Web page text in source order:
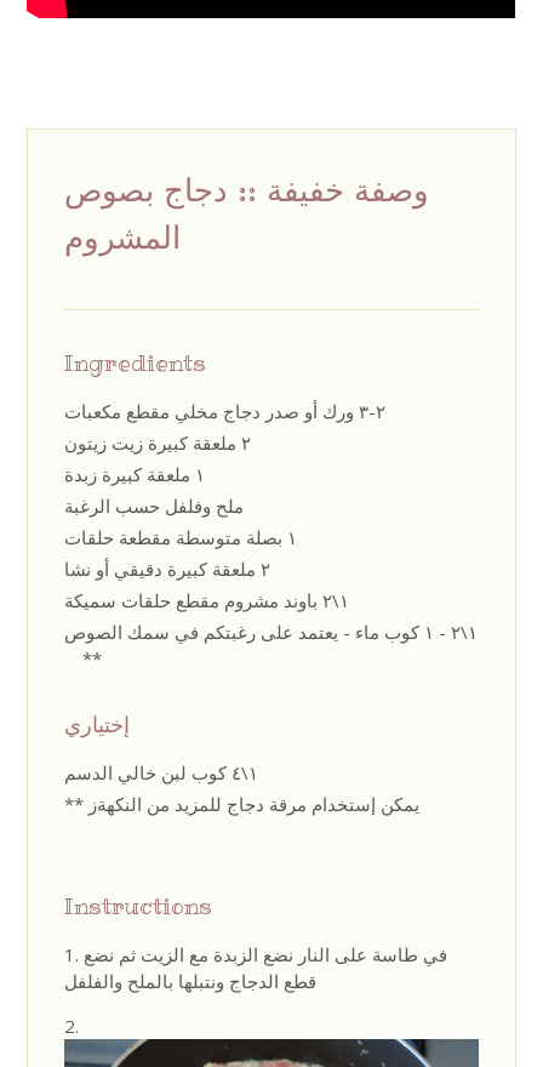
وصفة خفيفة :: دجاج بصوص
المشروم
Ingredients
٢-٣ ورك أو صدر دجاج مخلي مقطع مكعبات
٢ ملعقة كبيرة زيت زيتون
١ ملعقة كبيرة زبدة
ملح وفلفل حسب الرغبة
١ بصلة متوسطة مقطعة حلقات
٢ ملعقة كبيرة دقيقي أو نشا
١\٢ باوند مشروم مقطع حلقات سميكة
١\٢ - ١ كوب ماء - يعتمد على رغبتكم في سمك الصوص
**
إختياري
١\٤ كوب لبن خالي الدسم
** يمكن إستخدام مرقة دجاج للمزيد من النكهةز
Instructions
في طاسة على النار نضع الزبدة مع الزيت ثم نضع
قطع الدجاج ونتبلها بالملح والفلفل